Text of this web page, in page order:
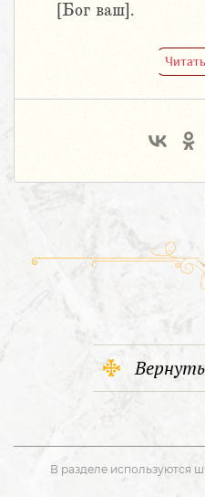
[Бог ваш].
В разделе используются